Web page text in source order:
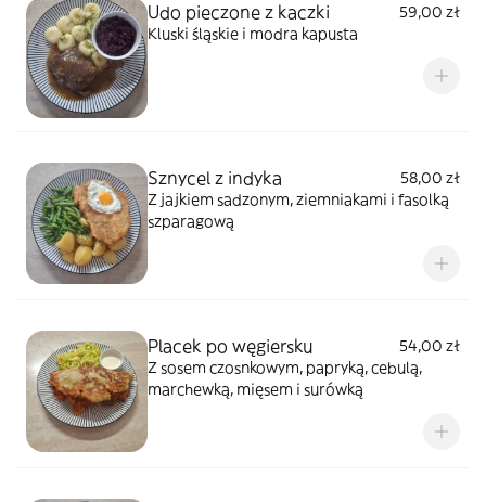
Udo pieczone z kaczki
59,00 zł
Kluski śląskie i modra kapusta
Sznycel z indyka
58,00 zł
Z jajkiem sadzonym, ziemniakami i fasolką
szparagową
Placek po węgiersku
54,00 zł
Z sosem czosnkowym, papryką, cebulą,
marchewką, mięsem i surówką